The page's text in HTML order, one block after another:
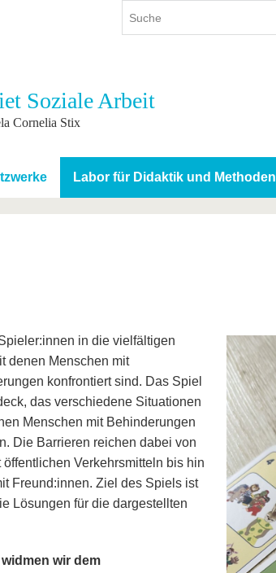
International
Internationales Profil
Mit der BTU ins Ausland
Für internationale
Studierende
Weiterbildung
Soziale Arbeit
Cornelia Stix
Labor für Didaktik und Methoden
in die vielfältigen
denen Menschen mit
konfrontiert sind. Das Spiel
das verschiedene Situationen
Menschen mit Behinderungen
Die Barrieren reichen dabei von
Verkehrsmitteln bis hin
Freund:innen. Ziel des Spiels ist
Lösungen für die dargestellten
wir dem